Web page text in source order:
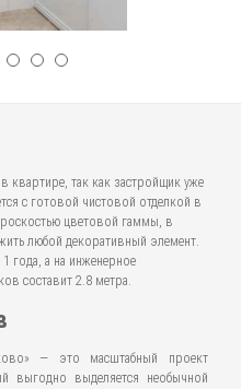
квартире, так как застройщик уже
с готовой чистовой отделкой в
цветовой гаммы, в
любой декоративный элемент.
1 года, а на инженерное
составит 2.8 метра.
— это масштабный проект
выгодно выделяется необычной